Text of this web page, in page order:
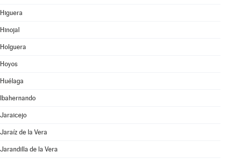
Higuera
Hinojal
Holguera
Hoyos
Huélaga
Ibahernando
Jaraicejo
Jaraíz de la Vera
Jarandilla de la Vera